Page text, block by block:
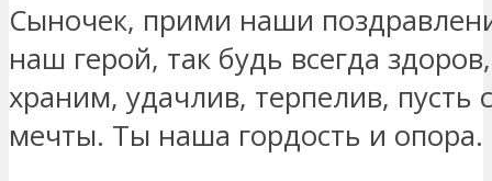
Сыночек, прими наши
наш герой, так будь всегда
храним, удачлив, терпелив, пусть
мечты. Ты наша гордость и